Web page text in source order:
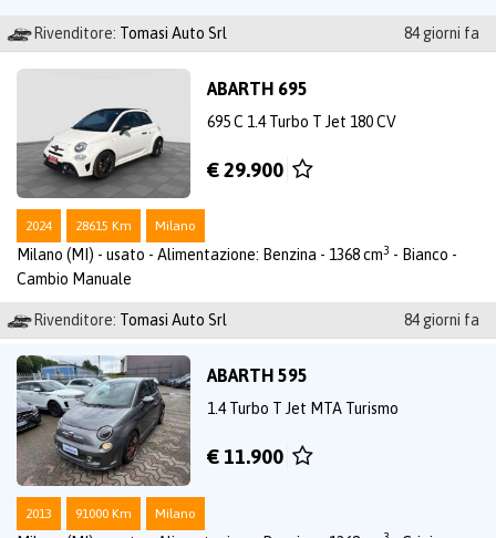
Rivenditore: Tomasi Auto Srl 84 giorni fa
ABARTH 695
695 C 1.4 Turbo T Jet 180 CV
€ 29.900
2024 28615 Km Milano
Milano (MI) - usato - Alimentazione: Benzina - 1368 cm3 - Bianco -
Cambio Manuale
Rivenditore: Tomasi Auto Srl 84 giorni fa
ABARTH 595
1.4 Turbo T Jet MTA Turismo
€ 11.900
2013 91000 Km Milano